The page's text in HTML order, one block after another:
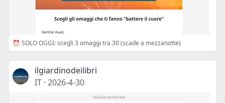
⏰ SOLO OGGI: scegli 3 omaggi tra 30 (scade a mezzanotte)
ilgiardinodeilibri
IT · 2026-4-30